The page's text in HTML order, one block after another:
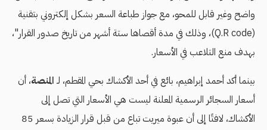
واضح وغير قابل للمحو، مع جواز طباعة السعر بشكل إلكتروني بتقنية
(Q.R code)، وذلك في مدة أقصاها ستة أشهر من تاريخ صدور القرار"،
بهدف منع التلاعب في الأسعار.
بينما أكد أحمد إبراهيم، بائع في أحد الأكشاك بحي المقطم، لـ المنصة، أن
أسعار السجائر الرسمية المعلنة ليست هي الأسعار التي تصل إلى
الأكشاك، لافتًا إلى أن عبوة ميريت تباع من قبل قرار الزيادة بسعر 85